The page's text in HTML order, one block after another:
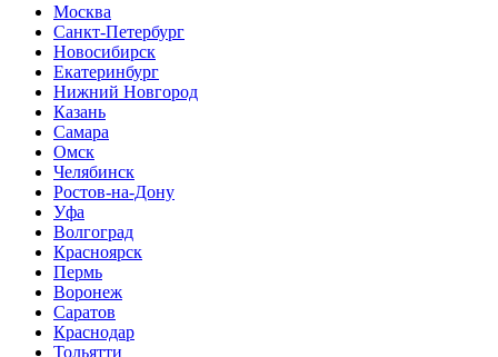
Москва
Санкт-Петербург
Новосибирск
Екатеринбург
Нижний Новгород
Казань
Самара
Омск
Челябинск
Ростов-на-Дону
Уфа
Волгоград
Красноярск
Пермь
Воронеж
Саратов
Краснодар
Тольятти